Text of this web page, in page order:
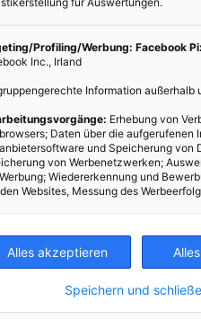
Profiling/Werbung: Facebook
Inc., Irland
Information außerhalb
Erhebung von
Daten über die aufgerufenen
und Speicherung von
von Werbenetzwerken;
Wiedererkennung und
Websites, Messung des
Alles akzeptieren
Speichern und